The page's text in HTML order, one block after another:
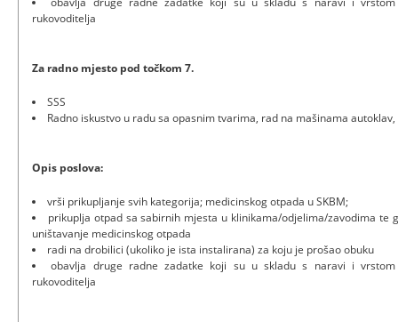
rukovoditelja
Za radno mjesto pod točkom 7.
SSS
Radno iskustvo u radu sa opasnim tvarima, rad na mašinama
Opis poslova:
vrši prikupljanje svih kategorija; medicinskog otpada u SKBM;
prikuplja otpad sa sabirnih mjesta u klinikama/odjelima/zavodima te
uništavanje medicinskog otpada
radi na drobilici (ukoliko je ista instalirana) za koju je prošao obuku
obavlja druge radne zadatke koji su u skladu s naravi i vrstom
rukovoditelja